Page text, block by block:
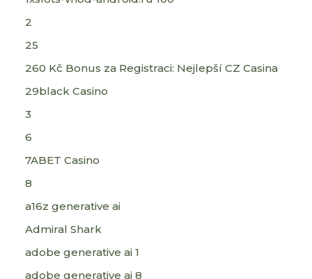
2
25
260 Kč Bonus za Registraci: Nejlepší CZ Casina
29black Casino
3
6
7ABET Casino
8
a16z generative ai
Admiral Shark
adobe generative ai 1
adobe generative ai 8